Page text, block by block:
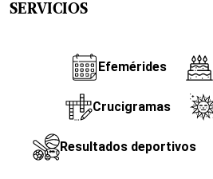
SERVICIOS
Efemérides
Crucigramas
Resultados deportivos